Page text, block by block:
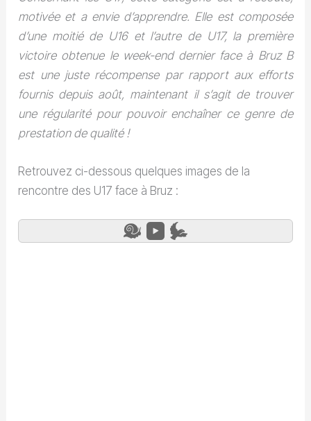
motivée et a envie d’apprendre. Elle est composée
d’une moitié de U16 et l’autre de U17, la première
victoire obtenue le week-end dernier face à Bruz B
est une juste récompense par rapport aux efforts
fournis depuis août, maintenant il s’agit de trouver
une régularité pour pouvoir enchaîner ce genre de
prestation de qualité !
Retrouvez ci-dessous quelques images de la
rencontre des U17 face à Bruz :